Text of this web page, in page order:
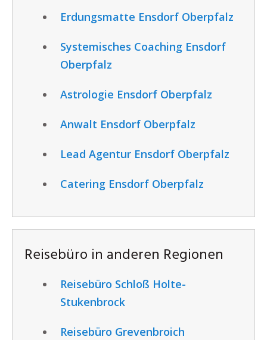
Erdungsmatte Ensdorf Oberpfalz
Systemisches Coaching Ensdorf
Oberpfalz
Astrologie Ensdorf Oberpfalz
Anwalt Ensdorf Oberpfalz
Lead Agentur Ensdorf Oberpfalz
Catering Ensdorf Oberpfalz
Reisebüro in anderen Regionen
Reisebüro Schloß Holte-
Stukenbrock
Reisebüro Grevenbroich